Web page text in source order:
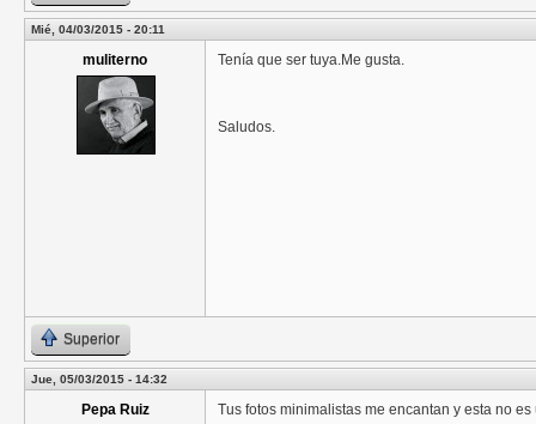
Mié, 04/03/2015 - 20:11
muliterno Tenía que ser tuya.Me gusta.
Saludos.
Superior
Jue, 05/03/2015 - 14:32
Pepa Ruiz Tus fotos minimalistas me encantan y esta no